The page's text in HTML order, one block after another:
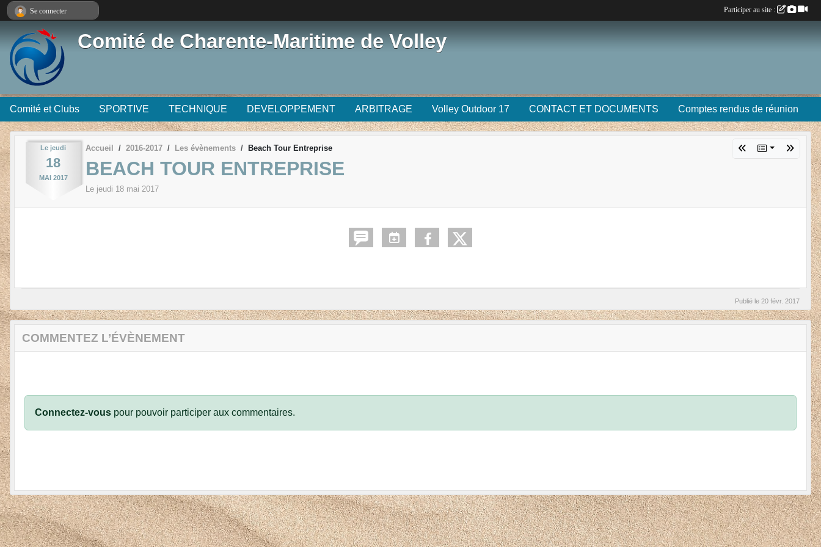
Comité de Charente-Maritime de Volley
Comité et Clubs SPORTIVE TECHNIQUE DEVELOPPEMENT ARBITRAGE Volley Outdoor 17 CONTACT ET DOCUMENTS Comptes rendus de réunion
Le jeudi
18
MAI 2017
Accueil 2016-2017 Les évènements Beach Tour Entreprise
BEACH TOUR ENTREPRISE
Le jeudi 18 mai 2017
Publié le 20 févr. 2017
COMMENTEZ L’ÉVÈNEMENT
Connectez-vous pour pouvoir participer aux commentaires.
Se connecter Participer au site :
Panneau de gestion des cookies